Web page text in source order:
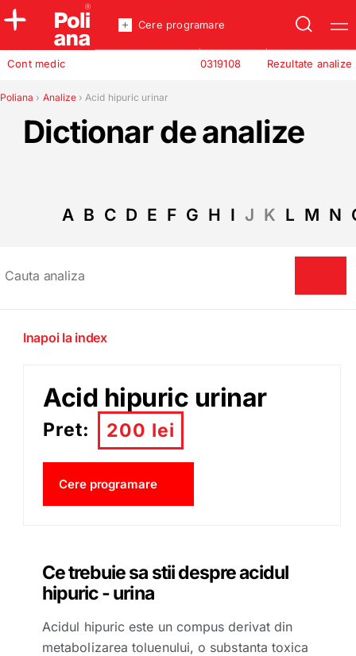
Policlinica
Incredere
Cont medic Rezultate analize
0319108
Cere programare
Poliana › Analize ›Acid hipuric urinar
Dictionar de analize
A B C D E F G H I J K L M N
Inapoi la index
Acid hipuric urinar
Pret: 200 lei
Cere programare
Ce trebuie sa stii despre acidul
hipuric - urina
Acidul hipuric este un compus derivat din
metabolizarea toluenului, o substanta toxica